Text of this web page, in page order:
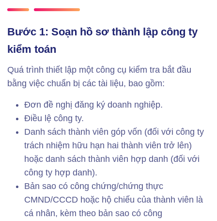
Bước 1: Soạn hồ sơ thành lập công ty
kiểm toán
Quá trình thiết lập một công cụ kiểm tra bắt đầu
bằng việc chuẩn bị các tài liệu, bao gồm:
Đơn đề nghị đăng ký doanh nghiệp.
Điều lệ công ty.
Danh sách thành viên góp vốn (đối với công ty
trách nhiệm hữu hạn hai thành viên trở lên)
hoặc danh sách thành viên hợp danh (đối với
công ty hợp danh).
Bản sao có công chứng/chứng thực
CMND/CCCD hoặc hộ chiếu của thành viên là
cá nhân, kèm theo bản sao có công